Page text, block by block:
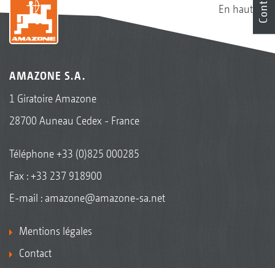
En haut
AMAZONE S.A.
1 Giratoire Amazone
28700 Auneau Cedex - France
Téléphone+33 (0)825 000285
Fax : +33 237 918900
E-mail : amazone@amazone-sa.net
Mentions légales
Contact